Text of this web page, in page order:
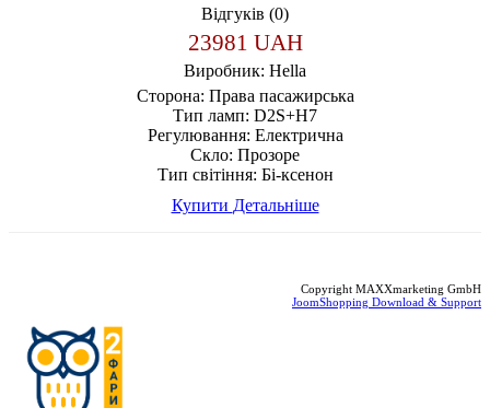
Відгуків (0)
23981 UAH
Виробник: Hella
Сторона: Права пасажирська
Тип ламп: D2S+H7
Регулювання: Електрична
Скло: Прозоре
Тип світіння: Бі-ксенон
Купити Детальніше
Copyright MAXXmarketing GmbH
JoomShopping Download & Support